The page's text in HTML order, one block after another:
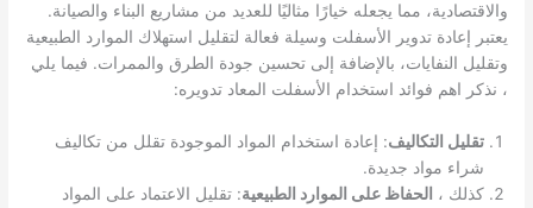
والاقتصادية، مما يجعله خيارًا مثاليًا للعديد من مشاريع البناء والصيانة.
يعتبر إعادة تدوير الأسفلت وسيلة فعالة لتقليل استهلاك الموارد الطبيعية
وتقليل النفايات، بالإضافة إلى تحسين جودة الطرق والممرات. فيما يلي
، نذكر اهم فوائد استخدام الأسفلت المعاد تدويره:
تقليل التكاليف: إعادة استخدام المواد الموجودة تقلل من تكاليف
شراء مواد جديدة.
كذلك ، الحفاظ على الموارد الطبيعية: تقليل الاعتماد على المواد